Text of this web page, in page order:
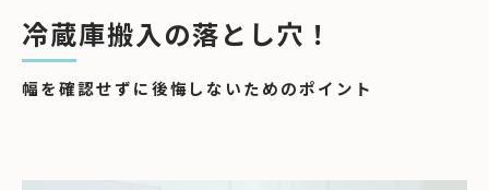
冷蔵庫搬入の落とし穴！
幅を確認せずに後悔しないためのポイント